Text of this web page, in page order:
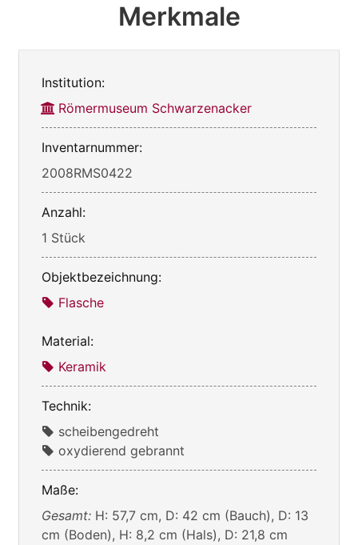
Merkmale
Institution:
Römermuseum Schwarzenacker
Inventarnummer:
2008RMS0422
Anzahl:
1 Stück
Objektbezeichnung:
Flasche
Material:
Keramik
Technik:
scheibengedreht
oxydierend gebrannt
Maße:
Gesamt: H: 57,7 cm, D: 42 cm (Bauch), D: 13
cm (Boden), H: 8,2 cm (Hals), D: 21,8 cm